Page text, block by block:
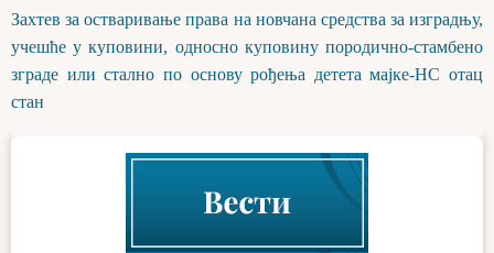
Захтев за остваривање права на новчана средства за изградњу,
учешће у куповини, односно куповину породично-стамбено
зграде или стално по основу рођења детета мајке-НС отац
стан